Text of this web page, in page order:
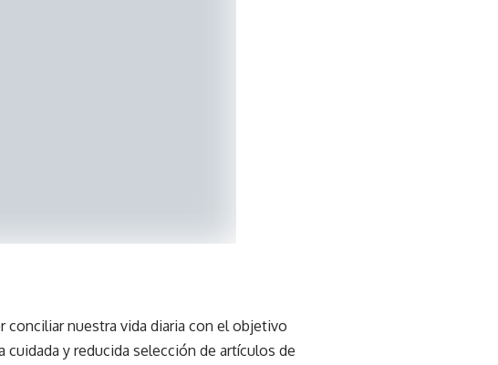
conciliar nuestra vida diaria con el objetivo
y reducida selección de artículos de